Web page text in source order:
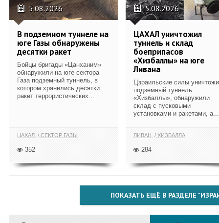
5.08.2026
В подземном туннеле на
юге Газы обнаружены
десятки ракет
Бойцы бригады «Цанханим»
обнаружили на юге сектора
Газа подземный туннель, в
котором хранились десятки
ракет террористических...
ЦАХАЛ СЕКТОР ГАЗЫ
352
5.08.2026
ЦАХАЛ уничтожил
туннель и склад
боеприпасов
«Хизбаллы» на юге
Ливана
Цзраильские силы
подземный туннель
«Хизбаллы», обнаружили
склад с пусковыми
установками и ракетами, а...
ЛИВАН ХИЗБАЛЛА
284
ПОКАЗАТЬ ЕЩЁ В РАЗДЕЛЕ